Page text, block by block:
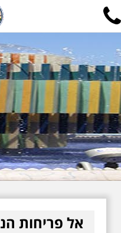
תל
תיור
האתר המרכזי
אל פריחות